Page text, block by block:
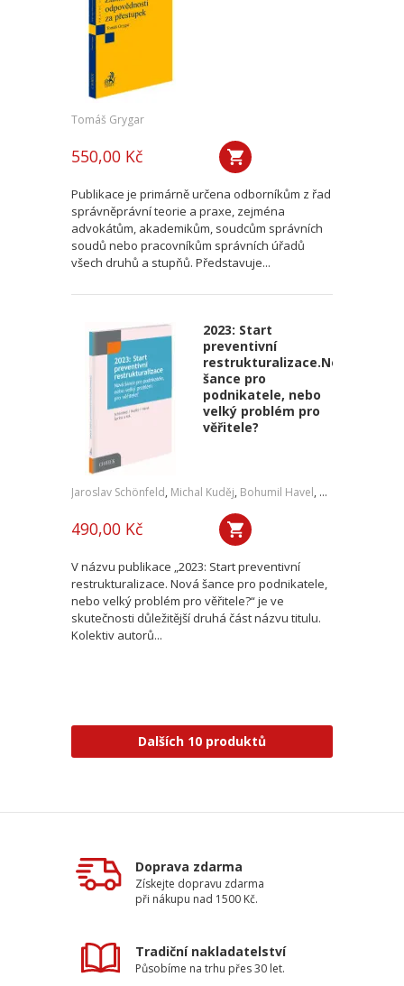
Tomáš Grygar
550,00 Kč
Publikace je primárně určena odborníkům z řad
správněprávní teorie a praxe, zejména
advokátům, akademikům, soudcům správních
soudů nebo pracovníkům správních úřadů
všech druhů a stupňů. Představuje...
2023: Start
preventivní
restrukturalizace.Nová
šance pro
podnikatele, nebo
velký problém pro
věřitele?
Jaroslav Schönfeld, Michal Kuděj, Bohumil Havel, Petr Sprinz
490,00 Kč
V názvu publikace „2023: Start preventivní
restrukturalizace. Nová šance pro podnikatele,
nebo velký problém pro věřitele?“ je ve
skutečnosti důležitější druhá část názvu titulu.
Kolektiv autorů...
Dalších 10 produktů
Doprava zdarma
Získejte dopravu zdarma
při nákupu nad 1500 Kč.
Tradiční nakladatelství
Působíme na trhu přes 30 let.